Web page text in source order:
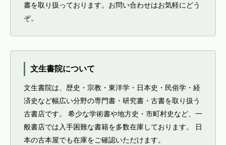
書を取り扱っております。お問い合わせはお気軽にどう
ぞ。
文生書院について
文生書院は、歴史・宗教・東洋学・日本史・民俗学・経
済史など幅広い分野の専門書・研究書・古書を取り扱う
古書店です。 希少な学術書や地方史・市町村史など、一
般書店では入手困難な書籍を多数在庫しております。 日
本の古本屋でも在庫をご確認いただけます。